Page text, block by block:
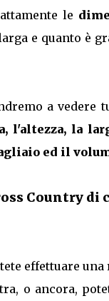
le
e quanto è
a vedere
l'altezza, la
ed il
Country di
effettuare
o ancora,